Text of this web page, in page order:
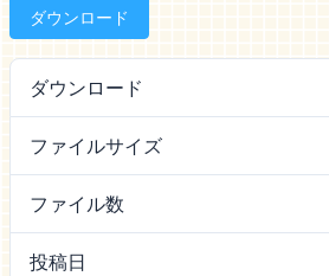
ダウンロード
ダウンロード
ファイルサイズ
ファイル数
投稿日